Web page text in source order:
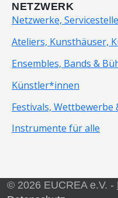
NETZWERK
Netzwerke,
Ateliers, Kunsthäuser,
Ensembles, Bands &
Künstler*innen
Festivals, Wettbewerbe
Instrumente für alle
© 2026 EUCREA e.V. -